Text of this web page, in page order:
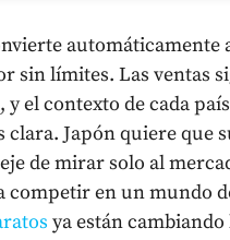
automáticamente
sin límites. Las ventas
y el contexto de cada
clara. Japón quiere que
de mirar solo al
competir en un mundo
ya están cambiando